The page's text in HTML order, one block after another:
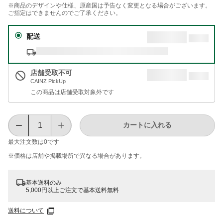
※商品のデザインや仕様、原産国は予告なく変更となる場合がございます。
ご指定はできませんのでご了承ください。
配送
店舗受取不可
CAINZ PickUp
この商品は店舗受取対象外です
最大注文数は0です
カートに入れる
※価格は​店舗や​掲載場所で​異なる​場合が​あります。
基本送料のみ
5,000円以上ご注文で基本送料無料
送料について